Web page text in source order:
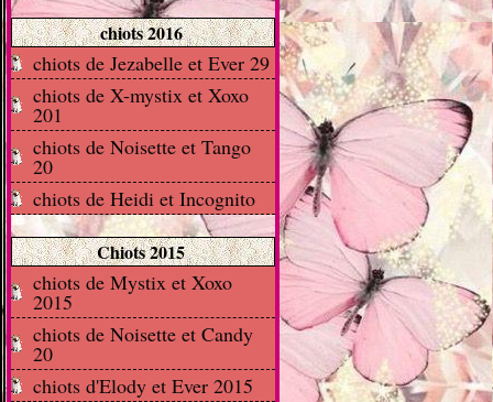
chiots 2016
chiots de Jezabelle et Ever 29
chiots de X-mystix et Xoxo
201
chiots de Noisette et Tango
20
chiots de Heidi et Incognito
Chiots 2015
chiots de Mystix et Xoxo
2015
chiots de Noisette et Candy
20
chiots d'Elody et Ever 2015